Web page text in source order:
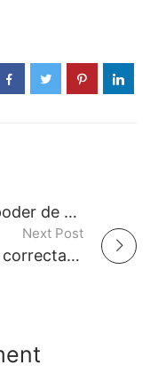
Astrología egipcia y su poder de clarividencia
Next Post
¿Cómo pintar mi piscina correctamente?